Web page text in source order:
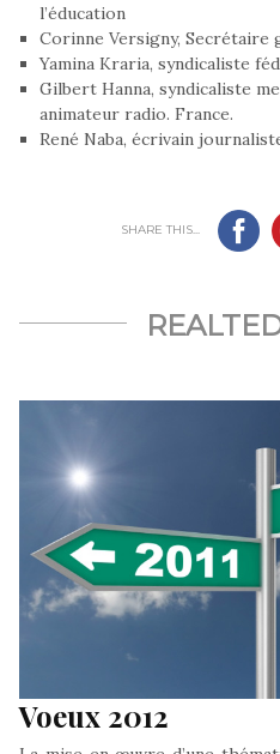
l’éducation
Corinne Versigny, Secrétaire
Yamina Kraria, syndicaliste
Gilbert Hanna, syndicaliste
animateur radio. France.
René Naba, écrivain
SHARE THIS...
Voeux 2012